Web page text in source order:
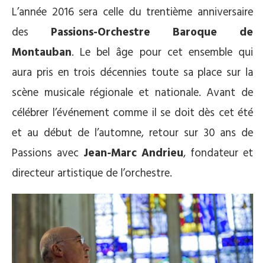
L’année 2016 sera celle du trentième anniversaire
des Passions-Orchestre Baroque de
Montauban. Le bel âge pour cet ensemble qui
aura pris en trois décennies toute sa place sur la
scène musicale régionale et nationale. Avant de
célébrer l’événement comme il se doit dès cet été
et au début de l’automne, retour sur 30 ans de
Passions avec Jean-Marc Andrieu, fondateur et
directeur artistique de l’orchestre.